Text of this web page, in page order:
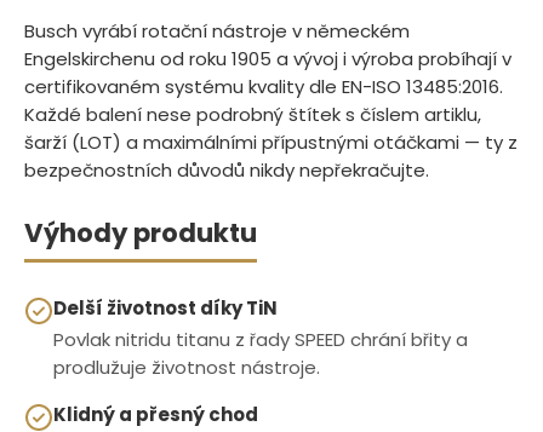
Busch vyrábí rotační nástroje v německém
Engelskirchenu od roku 1905 a vývoj i výroba probíhají v
certifikovaném systému kvality dle EN-ISO 13485:2016.
Každé balení nese podrobný štítek s číslem artiklu,
šarží (LOT) a maximálními přípustnými otáčkami — ty z
bezpečnostních důvodů nikdy nepřekračujte.
Výhody produktu
Delší životnost díky TiN
Povlak nitridu titanu z řady SPEED chrání břity a
prodlužuje životnost nástroje.
Klidný a přesný chod